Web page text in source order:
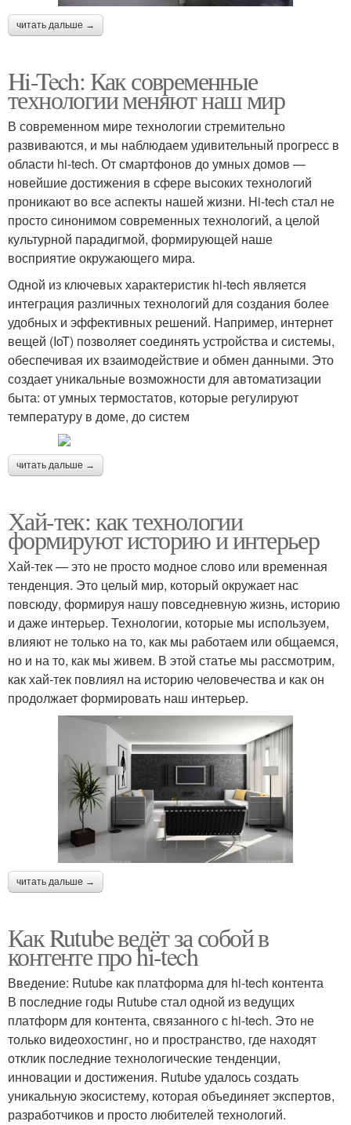
читать дальше →
Hi-Tech: Как современные
технологии меняют наш мир
В современном мире технологии стремительно
развиваются, и мы наблюдаем удивительный прогресс в
области hi-tech. От смартфонов до умных домов —
новейшие достижения в сфере высоких технологий
проникают во все аспекты нашей жизни. Hi-tech стал не
просто синонимом современных технологий, а целой
культурной парадигмой, формирующей наше
восприятие окружающего мира.
Одной из ключевых характеристик hi-tech является
интеграция различных технологий для создания более
удобных и эффективных решений. Например, интернет
вещей (IoT) позволяет соединять устройства и системы,
обеспечивая их взаимодействие и обмен данными. Это
создает уникальные возможности для автоматизации
быта: от умных термостатов, которые регулируют
температуру в доме, до систем
читать дальше →
Хай-тек: как технологии
формируют историю и интерьер
Хай-тек — это не просто модное слово или временная
тенденция. Это целый мир, который окружает нас
повсюду, формируя нашу повседневную жизнь, историю
и даже интерьер. Технологии, которые мы используем,
влияют не только на то, как мы работаем или общаемся,
но и на то, как мы живем. В этой статье мы рассмотрим,
как хай-тек повлиял на историю человечества и как он
продолжает формировать наш интерьер.
читать дальше →
Как Rutube ведёт за собой в
контенте про hi-tech
Введение: Rutube как платформа для hi-tech контента
В последние годы Rutube стал одной из ведущих
платформ для контента, связанного с hi-tech. Это не
только видеохостинг, но и пространство, где находят
отклик последние технологические тенденции,
инновации и достижения. Rutube удалось создать
уникальную экосистему, которая объединяет экспертов,
разработчиков и просто любителей технологий.